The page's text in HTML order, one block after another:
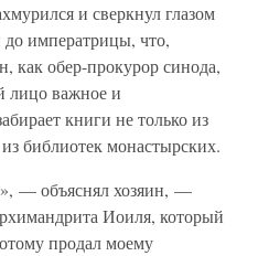
и сверкнул глазом
императрицы, что,
как обер-прокурор синода,
лицо важное и
книги не только из
библиотек монастырских.
— объяснял хозяин, —
Иоиля, который
продал моему